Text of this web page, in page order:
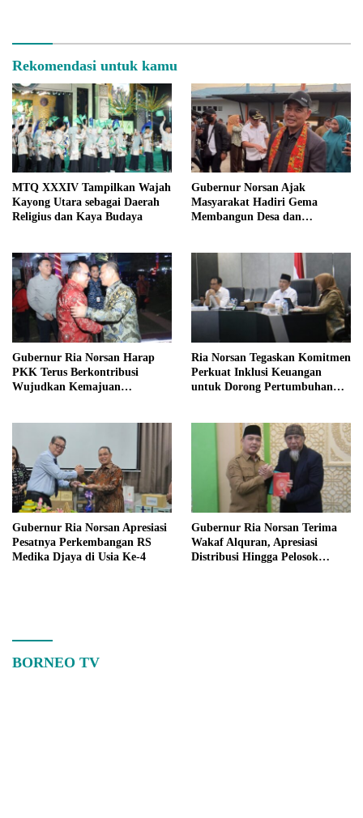
Rekomendasi untuk kamu
MTQ XXXIV Tampilkan Wajah
Kayong Utara sebagai Daerah
Religius dan Kaya Budaya
Gubernur Norsan Ajak
Masyarakat Hadiri Gema
Membangun Desa dan
Gubernur Ria Norsan Harap
PKK Terus Berkontribusi
Wujudkan Kemajuan
Ria Norsan Tegaskan Komitmen
Perkuat Inklusi Keuangan
untuk Dorong Pertumbuhan
Gubernur Ria Norsan Apresiasi
Pesatnya Perkembangan RS
Medika Djaya di Usia Ke-4
Gubernur Ria Norsan Terima
Wakaf Alquran, Apresiasi
Distribusi Hingga Pelosok
BORNEO TV